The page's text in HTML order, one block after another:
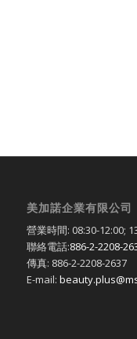
美加諾企業有限公司
營業時間: 08:30-12:00;
聯絡電話:886-2-2208-
傳真: 886-2-2208-2637
E-mail: